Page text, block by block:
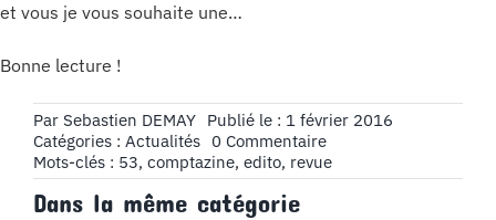
et vous je vous souhaite une…
Bonne lecture !
Par Sebastien DEMAY Publié le : 1 février 2016
Catégories : Actualités 0 Commentaireon
Édito
n°53
Mots-clés : 53, comptazine, edito, revue
Dans la même catégorie